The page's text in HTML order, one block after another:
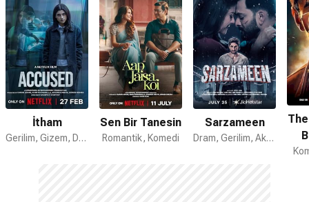
İtham
Gerilim, Gizem, Dram
Sen Bir Tanesin
Romantik, Komedi
Sarzameen
Dram, Gerilim, Aksiyon